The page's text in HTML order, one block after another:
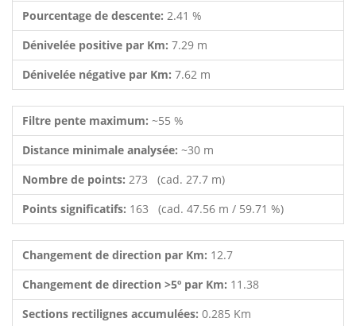
Pourcentage de descente: 2.41 %
Dénivelée positive par Km: 7.29 m
Dénivelée négative par Km: 7.62 m
Filtre pente maximum: ~55 %
Distance minimale analysée: ~30 m
Nombre de points: 273 (cad. 27.7 m)
Points significatifs: 163 (cad. 47.56 m / 59.71 %)
Changement de direction par Km: 12.7
Changement de direction >5º par Km: 11.38
Sections rectilignes accumulées: 0.285 Km